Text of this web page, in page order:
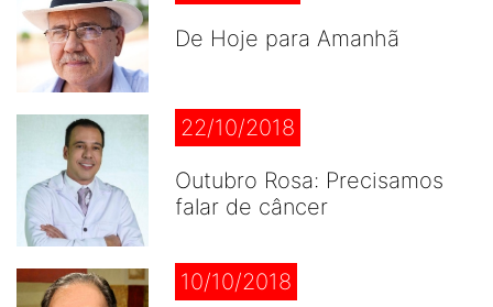
De Hoje para Amanhã
22/10/2018
Outubro Rosa: Precisamos
falar de câncer
10/10/2018